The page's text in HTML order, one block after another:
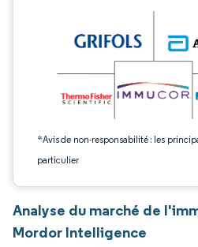
*Avis de non-responsabilité : les
particulier
Analyse du marché de
Mordor Intelligence